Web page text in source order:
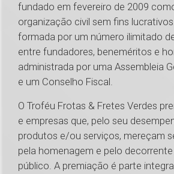
fundado em fevereiro de 2009
organização civil sem fins
formada por um número ilimitado
entre fundadores, beneméritos e
administrada por uma Assembleia
e um Conselho Fiscal.
O Troféu Frotas & Fretes Verdes
e empresas que, pelo seu
produtos e/ou serviços, mereçam
pela homenagem e pelo
público. A premiação é parte